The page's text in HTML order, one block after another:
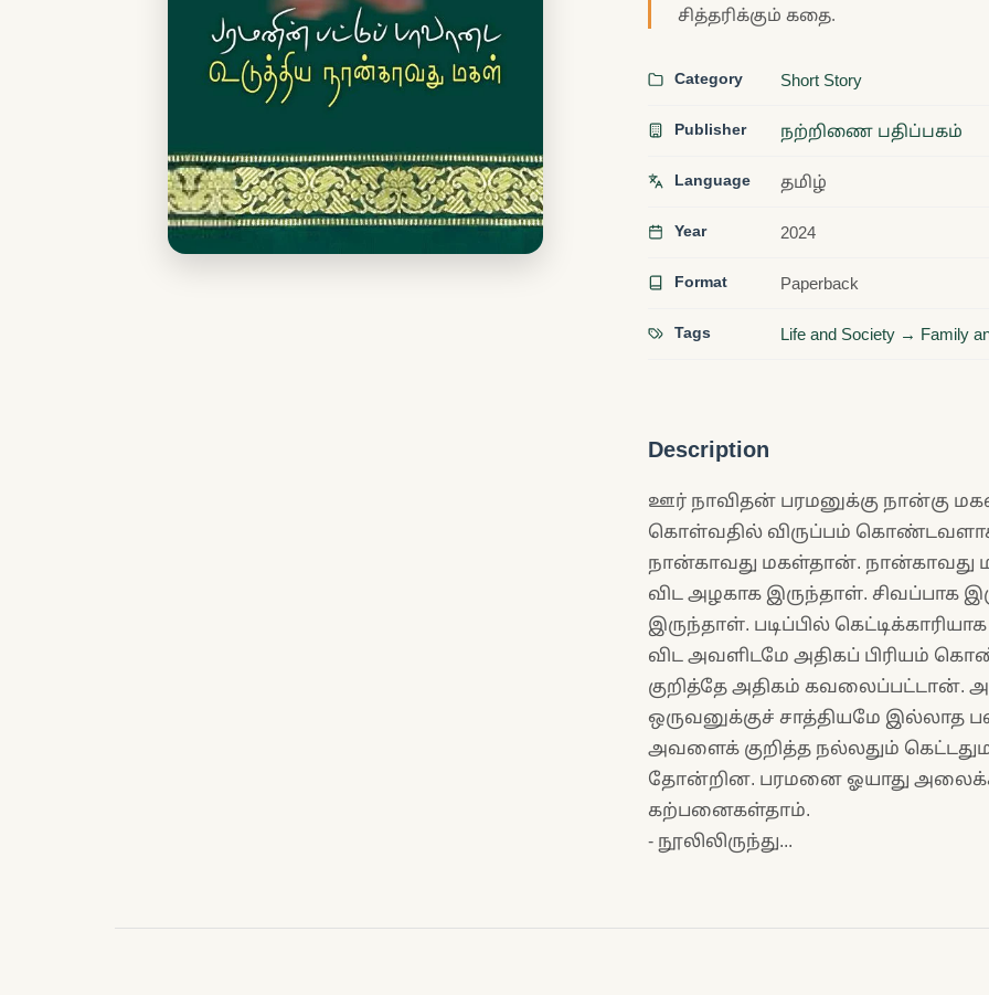
சித்தரிக்கும் கதை.
Category Short Story
Publisher நற்றிணை பதிப்பகம்
Language தமிழ்
Year 2024
Format Paperback
Tags Life and Society → Family
Description
ஊர் நாவிதன் பரமனுக்கு நான்கு
கொள்வதில் விருப்பம்
நான்காவது மகள்தான்.
விட அழகாக இருந்தாள். சிவப்பாக
இருந்தாள். படிப்பில்
விட அவளிடமே அதிகப் பிரியம்
குறித்தே அதிகம் கவலைப்பட்டான்.
ஒருவனுக்குச் சாத்தியமே
அவளைக் குறித்த நல்லதும்
தோன்றின. பரமனை ஓயாது
கற்பனைகள்தாம்.
- நூலிலிருந்து...